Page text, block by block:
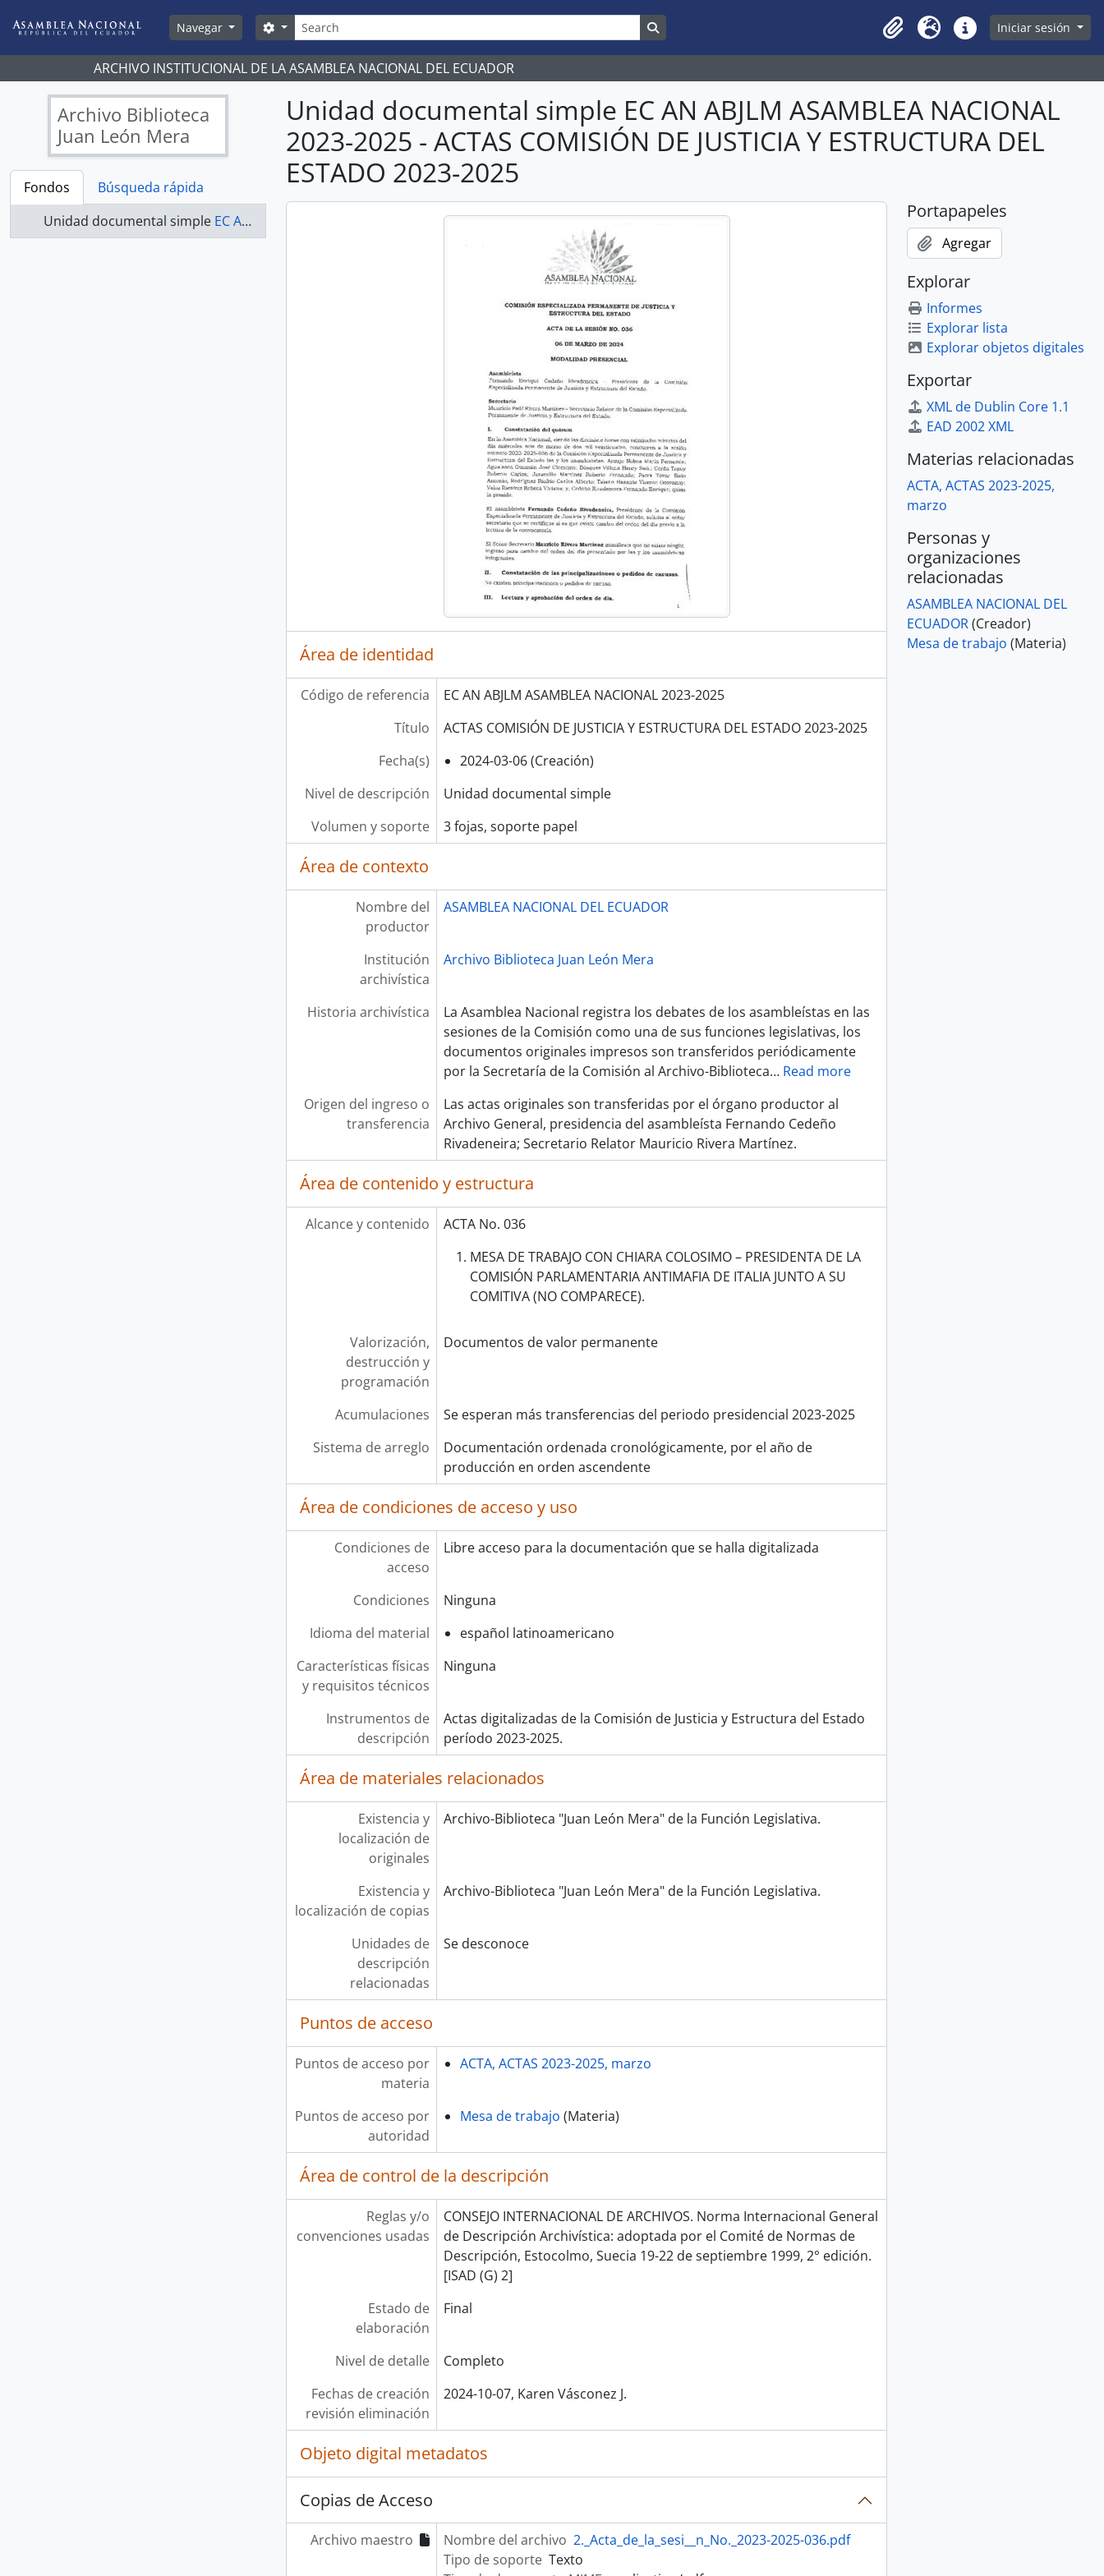
Navegar
Búsqueda
Search options
Clipboard
Idioma Enlaces rápidos
Iniciar sesión
ARCHIVO INSTITUCIONAL DE LA ASAMBLEA NACIONAL DEL ECUADOR
Archivo Biblioteca
Juan León Mera
Fondos
Búsqueda rápida
Unidad documental simple EC AN ABJLM ASAMBLEA NACIONAL 2023-2025 - ACTAS COMISIÓN DE JUSTICIA Y ESTRUCTURA DEL ESTADO 2023-2025
Unidad documental simple EC AN ABJLM ASAMBLEA NACIONAL
2023-2025 - ACTAS COMISIÓN DE JUSTICIA Y ESTRUCTURA DEL
ESTADO 2023-2025
Área de identidad
Código de referencia
EC AN ABJLM ASAMBLEA NACIONAL 2023-2025
Título
ACTAS COMISIÓN DE JUSTICIA Y ESTRUCTURA DEL ESTADO 2023-2025
Fecha(s)
2024-03-06 (Creación)
Nivel de descripción
Unidad documental simple
Volumen y soporte
3 fojas, soporte papel
Área de contexto
Nombre del
productor
ASAMBLEA NACIONAL DEL ECUADOR
Institución
archivística
Archivo Biblioteca Juan León Mera
Historia archivística
La Asamblea Nacional registra los debates de los asambleístas en las
sesiones de la Comisión como una de sus funciones legislativas, los
documentos originales impresos son transferidos periódicamente
por la Secretaría de la Comisión al Archivo-Biblioteca… Read more
Origen del ingreso o
transferencia
Las actas originales son transferidas por el órgano productor al
Archivo General, presidencia del asambleísta Fernando Cedeño
Rivadeneira; Secretario Relator Mauricio Rivera Martínez.
Área de contenido y estructura
Alcance y contenido
ACTA No. 036
MESA DE TRABAJO CON CHIARA COLOSIMO – PRESIDENTA DE LA
COMISIÓN PARLAMENTARIA ANTIMAFIA DE ITALIA JUNTO A SU
COMITIVA (NO COMPARECE).
Valorización,
destrucción y
programación
Documentos de valor permanente
Acumulaciones
Se esperan más transferencias del periodo presidencial 2023-2025
Sistema de arreglo
Documentación ordenada cronológicamente, por el año de
producción en orden ascendente
Área de condiciones de acceso y uso
Condiciones de
acceso
Libre acceso para la documentación que se halla digitalizada
Condiciones
Ninguna
Idioma del material
español latinoamericano
Características físicas
y requisitos técnicos
Ninguna
Instrumentos de
descripción
Actas digitalizadas de la Comisión de Justicia y Estructura del Estado
período 2023-2025.
Área de materiales relacionados
Existencia y
localización de
originales
Archivo-Biblioteca "Juan León Mera" de la Función Legislativa.
Existencia y
localización de copias
Archivo-Biblioteca "Juan León Mera" de la Función Legislativa.
Unidades de
descripción
relacionadas
Se desconoce
Puntos de acceso
Puntos de acceso por
materia
ACTA, ACTAS 2023-2025, marzo
Puntos de acceso por
autoridad
Mesa de trabajo (Materia)
Área de control de la descripción
Reglas y/o
convenciones usadas
CONSEJO INTERNACIONAL DE ARCHIVOS. Norma Internacional General
de Descripción Archivística: adoptada por el Comité de Normas de
Descripción, Estocolmo, Suecia 19-22 de septiembre 1999, 2° edición.
[ISAD (G) 2]
Estado de
elaboración
Final
Nivel de detalle
Completo
Fechas de creación
revisión eliminación
2024-10-07, Karen Vásconez J.
Objeto digital metadatos
Copias de Acceso
Archivo maestro Nombre del archivo 2._Acta_de_la_sesi__n_No._2023-2025-036.pdf
Tipo de soporte Texto
Portapapeles
Agregar
Explorar
Informes
Explorar lista
Explorar objetos digitales
Exportar
XML de Dublin Core 1.1
EAD 2002 XML
Materias relacionadas
ACTA, ACTAS 2023-2025,
marzo
Personas y
organizaciones
relacionadas
ASAMBLEA NACIONAL DEL
ECUADOR(Creador)
Mesa de trabajo (Materia)